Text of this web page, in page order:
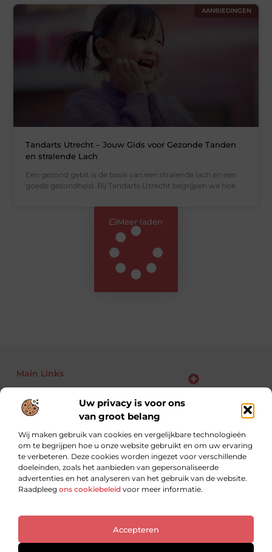
Uw privacy is voor ons
van groot belang
Wij maken gebruik van cookies en vergelijkbare technologieën
om te begrijpen hoe u onze website gebruikt en om uw ervaring
te verbeteren. Deze cookies worden ingezet voor verschillende
doeleinden, zoals het aanbieden van gepersonaliseerde
advertenties en het analyseren van het gebruik van de website.
Raadpleeg ons cookiebeleid voor meer informatie.
Accepteren
AANBIEDINGEN
Tandarts Utrecht – Jouw Gids voor Gezonde Tanden
en stralende Lach
Een gezond gebit is de basis van een stralende lach en een
goede gezondheid. Bij Tandarts Utrecht begrijpen we hoe
Meer laden
Main Links
Altijd op zoek naar nieuwe inzichten.
Lees, leer en ontdek met blogs over uiteenlopende
onderwerpen.